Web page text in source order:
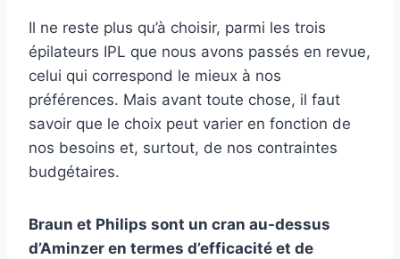
Il ne reste plus qu’à choisir, parmi les trois
épilateurs IPL que nous avons passés en revue,
celui qui correspond le mieux à nos
préférences. Mais avant toute chose, il faut
savoir que le choix peut varier en fonction de
nos besoins et, surtout, de nos contraintes
budgétaires.
Braun et Philips sont un cran au-dessus
d’Aminzer en termes d’efficacité et de